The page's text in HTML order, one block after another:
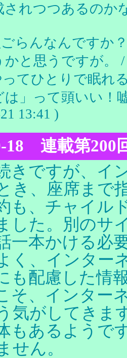
されつつあるのか
らんなんですか
かと思うですが。
ってひとりで眠れ
は」って頭いい
13:41 )
18 連載第200
きですが、イ
き、座席まで
も、チャイル
した。別のサ
一本かける必
く、インター
も配慮した情
そ、インター
気がしてきま
もあるようで
せん。